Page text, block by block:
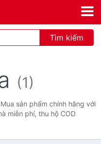
Tìm kiếm
(1)
sản phẩm chính hãng với
miễn phí, thu hộ COD